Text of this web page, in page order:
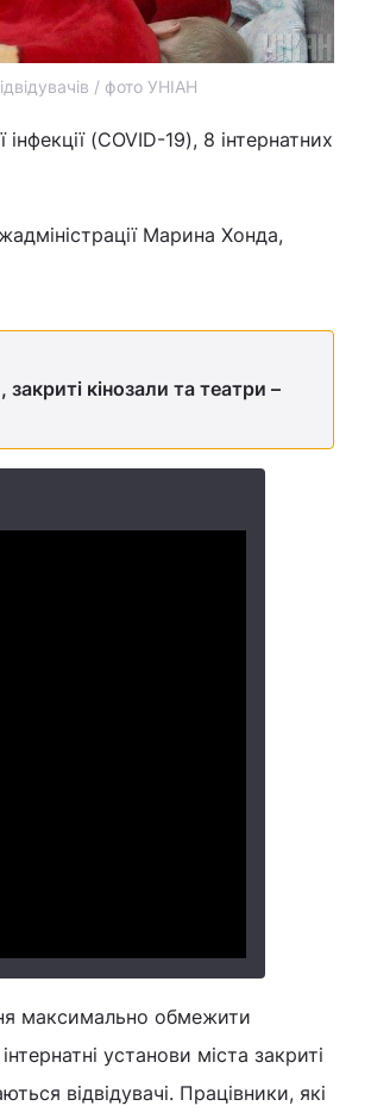
/ фото УНІАН
(COVID-19), 8 інтернатних
Марина Хонда,
кінозали та театри –
максимально обмежити
установи міста закриті
відвідувачі. Працівники, які